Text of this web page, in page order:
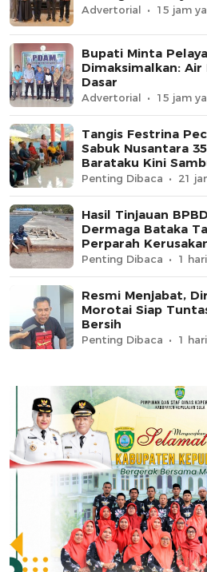
Advertorial 15 jam
Bupati Minta
Dimaksimalkan:
Dasar
Advertorial 15 jam
Tangis Festrina
Sabuk Nusantara
Barataku Kini
Penting Dibaca 21
Hasil Tinjauan
Dermaga Bataka
Perparah
Penting Dibaca 1
Resmi Menjabat,
Morotai Siap
Bersih
Penting Dibaca 1